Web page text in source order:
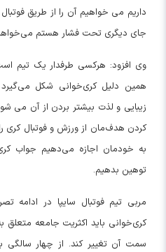
داریم می خواهیم آن را از طریق
جای دیگری تحت فشار هستم می‌خواهم
وی افزود: هرکسی طرفدار یک تیم
همین دلیل کری‌خوانی شکل می‌گیرد
زیبایی و لذت بیشتر بردن از آن می
کردن هدف‌مان از ورزش و فوتبال کری
به خودمان اجازه می‌دهیم جواب
توهین بدهیم.
مربی تیم فوتبال سایپا در ادامه
کری‌خوانی باید اکثریت جامعه متعلق
سمت آن تغییر کند. از چهار سالگی